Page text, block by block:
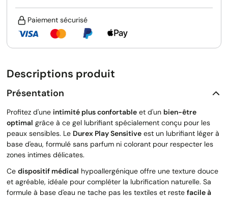
Paiement sécurisé
Descriptions produit
Présentation
Profitez d'une intimité plus confortable et d'un bien-être
optimal grâce à ce gel lubrifiant spécialement conçu pour les
peaux sensibles. Le Durex Play Sensitive est un lubrifiant léger à
base d'eau, formulé sans parfum ni colorant pour respecter les
zones intimes délicates.
Ce dispositif médical hypoallergénique offre une texture douce
et agréable, idéale pour compléter la lubrification naturelle. Sa
formule à base d'eau ne tache pas les textiles et reste facile à